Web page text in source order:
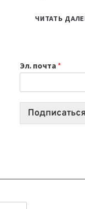
ЧИТАТЬ
Эл. почта *
Подписаться